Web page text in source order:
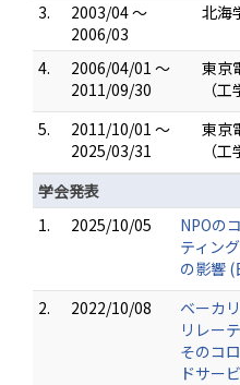
3.
2003/04 ～
2006/03
北海
4.
2006/04/01 ～
2011/09/30
東京
（
5.
2011/10/01 ～
2025/03/31
東京
（
学会発表
1.
2025/10/05
NPOの
ティン
の影響 (
2.
2022/10/08
ベーカ
リレー
そのコ
ドサー